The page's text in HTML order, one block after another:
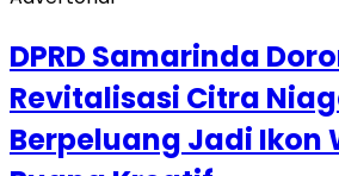
DPRD Samarinda
Revitalisasi Citra
Berpeluang Jadi Ikon